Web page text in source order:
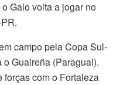
Galo volta a jogar no
campo pela Copa Sul-
Guaireña (Paraguai).
com o Fortaleza